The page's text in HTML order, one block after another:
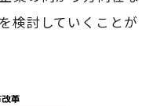
検討していくことが